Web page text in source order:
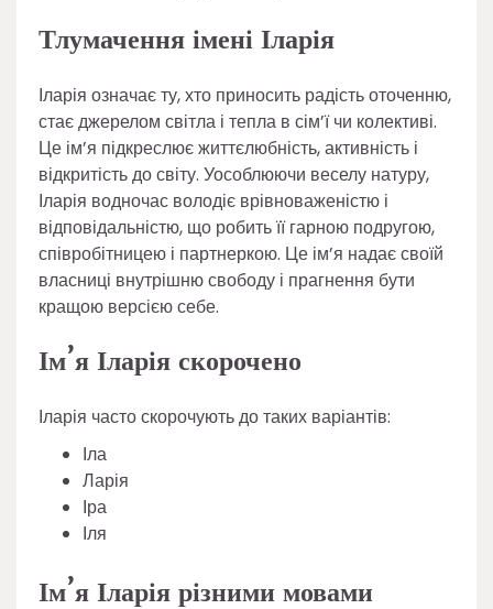
Тлумачення імені Іларія
Іларія означає ту, хто приносить радість оточенню,
стає джерелом світла і тепла в сім’ї чи колективі.
Це ім’я підкреслює життєлюбність, активність і
відкритість до світу. Уособлюючи веселу натуру,
Іларія водночас володіє врівноваженістю і
відповідальністю, що робить її гарною подругою,
співробітницею і партнеркою. Це ім’я надає своїй
власниці внутрішню свободу і прагнення бути
кращою версією себе.
Ім’я Іларія скорочено
Іларія часто скорочують до таких варіантів:
Іла
Ларія
Іра
Іля
Ім’я Іларія різними мовами